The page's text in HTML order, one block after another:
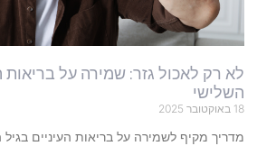
לא רק לאכול גזר: שמירה על בריאות
השלישי
18 באוקטובר 2025
מדריך מקיף לשמירה על בריאות העיניים